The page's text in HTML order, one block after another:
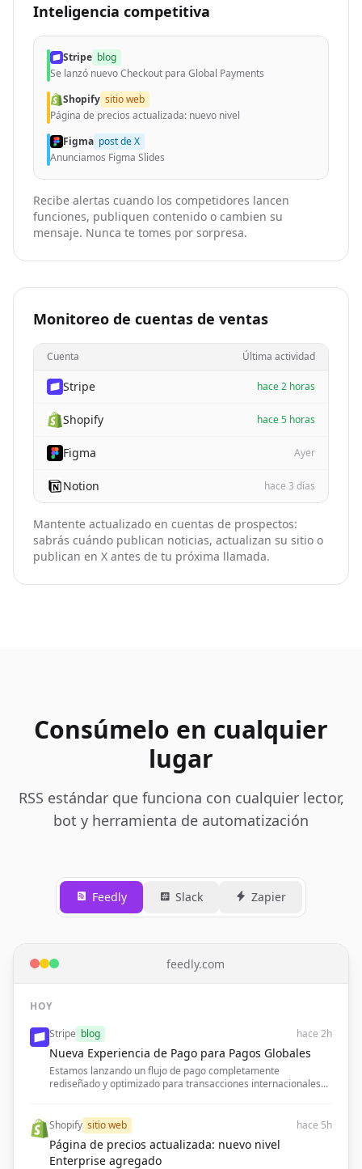
Inteligencia competitiva
Stripe blog
Se lanzó nuevo Checkout para Global Payments
Shopify sitio web
Página de precios actualizada: nuevo nivel
Figma post de X
Anunciamos Figma Slides
Recibe alertas cuando los competidores lancen
funciones, publiquen contenido o cambien su
mensaje. Nunca te tomes por sorpresa.
Monitoreo de cuentas de ventas
Cuenta Última actividad
Stripe hace 2 horas
Shopify hace 5 horas
Figma Ayer
Notion hace 3 días
Mantente actualizado en cuentas de prospectos:
sabrás cuándo publican noticias, actualizan su sitio o
publican en X antes de tu próxima llamada.
Consúmelo en cualquier
lugar
RSS estándar que funciona con cualquier lector,
bot y herramienta de automatización
Feedly Slack Zapier
feedly.com
HOY
Stripe blog hace 2h
Nueva Experiencia de Pago para Pagos Globales
Estamos lanzando un flujo de pago completamente
rediseñado y optimizado para transacciones internacionales...
Shopify sitio web hace 5h
Página de precios actualizada: nuevo nivel
Enterprise agregado